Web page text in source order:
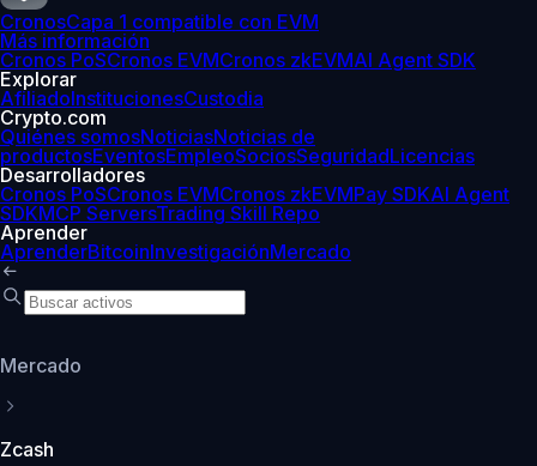
CronosCapa 1 compatible con EVM
Más información
Cronos PoSCronos EVMCronos zkEVMAI Agent SDK
Explorar
AfiliadoInstitucionesCustodia
Crypto.com
Quiénes somosNoticiasNoticias de
productosEventosEmpleoSociosSeguridadLicencias
Desarrolladores
Cronos PoSCronos EVMCronos zkEVMPay SDKAI Agent
SDKMCP ServersTrading Skill Repo
Aprender
AprenderBitcoinInvestigaciónMercado
Mercado
Zcash